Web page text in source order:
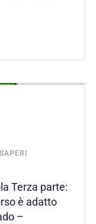
SAPERI
Terza parte:
è adatto
–